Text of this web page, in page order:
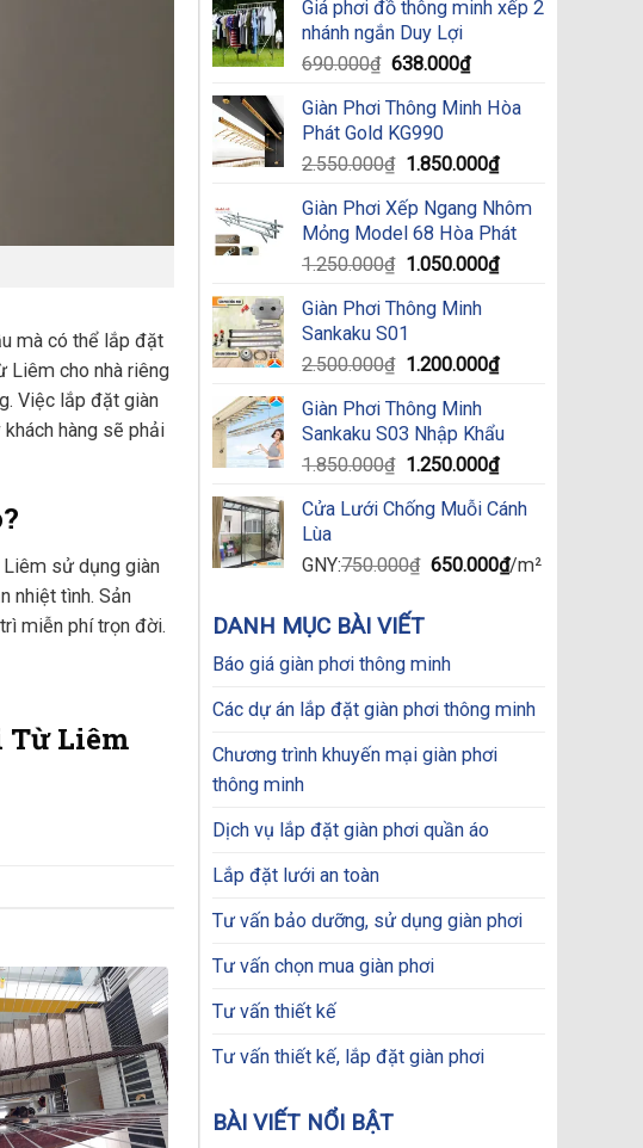
mà có thể lắp đặt
Liêm cho nhà riêng
Việc lắp đặt giàn
hàng sẽ phải
Liêm sử dụng giàn
nhiệt tình. Sản
miễn phí trọn đời.
Liêm
Giá phơi đồ thông minh xếp 2
nhánh ngắn Duy Lợi
690.000₫ Original
was:
690.000₫.
638.000₫Current
is:
Giàn Phơi Thông Minh Hòa
Phát Gold KG990
2.550.000₫ Original
was:
2.550.000₫.
1.850.000₫Current
is:
1.850.000₫.
Giàn Phơi Xếp Ngang Nhôm
Mỏng Model 68 Hòa Phát
1.250.000₫ Original
was:
1.250.000₫.
1.050.000₫Current
Giàn Phơi Thông Minh
Sankaku S01
2.500.000₫ Original
was:
2.500.000₫.
1.200.000₫Current
1.200.000₫.
Giàn Phơi Thông Minh
Sankaku S03 Nhập Khẩu
1.850.000₫ Original
was:
1.250.000₫Current
is:
Cửa Lưới Chống Muỗi Cánh
Lùa
GNY:750.000₫ Original
650.000₫Current
/m²
DANH MỤC BÀI VIẾT
Báo giá giàn phơi thông minh
Các dự án lắp đặt giàn phơi thông minh
Chương trình khuyến mại giàn phơi
thông minh
Dịch vụ lắp đặt giàn phơi quần áo
Lắp đặt lưới an toàn
Tư vấn bảo dưỡng, sử dụng giàn phơi
Tư vấn chọn mua giàn phơi
Tư vấn thiết kế
Tư vấn thiết kế, lắp đặt giàn phơi
BÀI VIẾT NỔI BẬT